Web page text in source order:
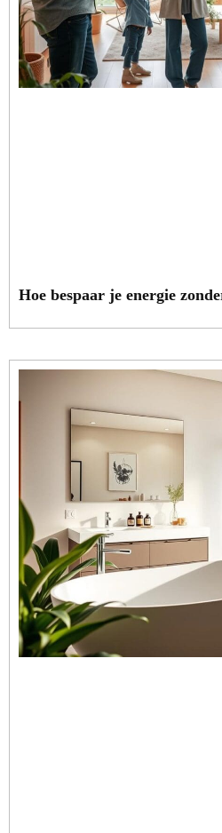
Hoe bespaar je energie